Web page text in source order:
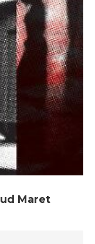
Maret